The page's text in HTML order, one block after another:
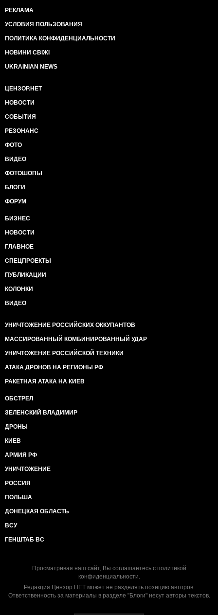
РЕКЛАМА
УСЛОВИЯ ПОЛЬЗОВАНИЯ
ПОЛИТИКА КОНФИДЕНЦИАЛЬНОСТИ
НОВИНИ СВІЖІ
UKRAINIAN NEWS
ЦЕНЗОР.НЕТ
НОВОСТИ
СОБЫТИЯ
РЕЗОНАНС
ФОТО
ВИДЕО
ФОТОШОПЫ
БЛОГИ
ФОРУМ
БИЗНЕС
НОВОСТИ
ГЛАВНОЕ
СПЕЦПРОЕКТЫ
ПУБЛИКАЦИИ
КОЛОНКИ
ВИДЕО
УНИЧТОЖЕНИЕ РОССИЙСКИХ ОККУПАНТОВ
МАССИРОВАННЫЙ КОМБИНИРОВАННЫЙ УДАР
УНИЧТОЖЕНИЕ РОССИЙСКОЙ ТЕХНИКИ
АТАКА ДРОНОВ НА РЕГИОНЫ РФ
РАКЕТНАЯ АТАКА НА КИЕВ
ОБСТРЕЛ
ЗЕЛЕНСКИЙ ВЛАДИМИР
ДРОНЫ
КИЕВ
АРМИЯ РФ
УНИЧТОЖЕНИЕ
РОССИЯ
ПОЛЬША
ДОНЕЦКАЯ ОБЛАСТЬ
ВСУ
ГЕНШТАБ ВС
Просматривая наш сайт, Вы соглашаетесь с политикой
конфиденциальности.
Редакция Цензор.НЕТ может не разделять позицию авторов.
Ответственность за материалы в разделе "Блоги" несут авторы текстов.